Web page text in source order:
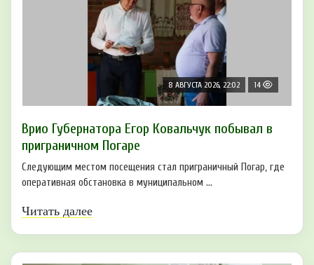
8 АВГУСТА 2026, 22:02 14
Врио Губернатора Егор Ковальчук побывал в
приграничном Погаре
Следующим местом посещения стал приграничный Погар, где
оперативная обстановка в муниципальном ...
Читать далее